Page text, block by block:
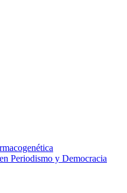
Periodismo y Democracia